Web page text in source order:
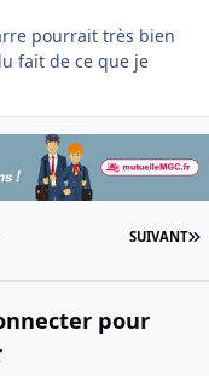
pourrait très bien
fait de ce que je
SUIVANT
pour